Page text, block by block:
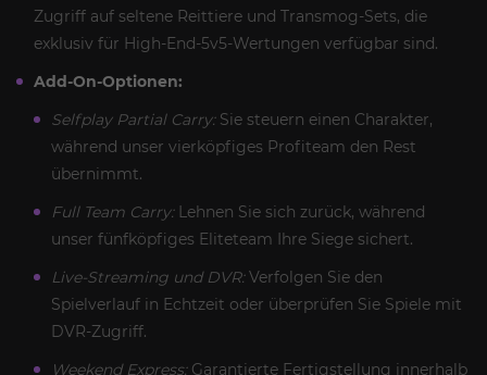
Zugriff auf seltene Reittiere und Transmog-Sets, die
exklusiv für High-End-5v5-Wertungen verfügbar sind.
Add-On-Optionen:
Selfplay Partial Carry:Sie steuern einen Charakter,
während unser vierköpfiges Profiteam den Rest
übernimmt.
Full Team Carry:Lehnen Sie sich zurück, während
unser fünfköpfiges Eliteteam Ihre Siege sichert.
Live-Streaming und DVR:Verfolgen Sie den
Spielverlauf in Echtzeit oder überprüfen Sie Spiele mit
DVR-Zugriff.
Weekend Express:Garantierte Fertigstellung innerhalb